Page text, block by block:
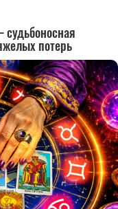
потерь